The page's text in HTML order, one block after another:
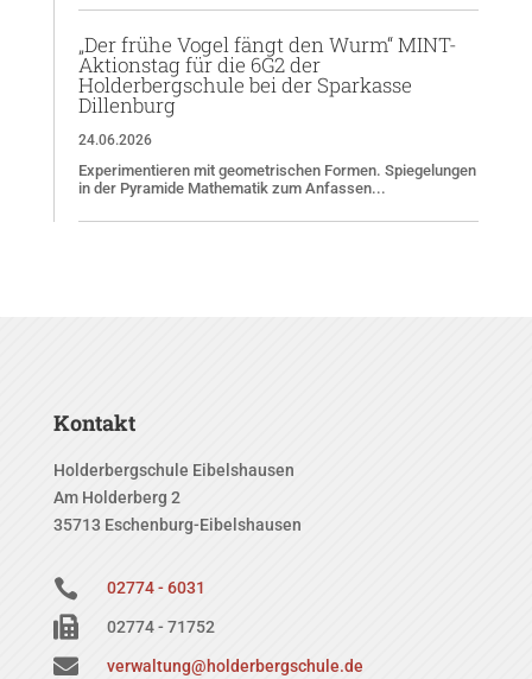
„Der frühe Vogel fängt den Wurm“ MINT-
Aktionstag für die 6G2 der
Holderbergschule bei der Sparkasse
Dillenburg
24.06.2026
Experimentieren mit geometrischen Formen. Spiegelungen
in der Pyramide Mathematik zum Anfassen...
Kontakt
Holderbergschule Eibelshausen
Am Holderberg 2
35713 Eschenburg-Eibelshausen
 02774 - 6031
 02774 - 71752
 verwaltung@holderbergschule.de